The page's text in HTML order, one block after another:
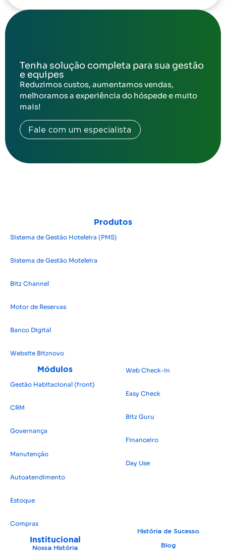
Tenha solução completa para sua gestão
e equipes
Reduzimos custos, aumentamos vendas,
melhoramos a experiência do hóspede e muito
mais!
Fale com um especialista
Produtos
Sistema de Gestão Hoteleira (PMS)
Sistema de Gestão Moteleira
Bitz Channel
Motor de Reservas
Banco Digital
Website Bitznovo
Módulos
Gestão Habitacional (front)
CRM
Governança
Manutenção
Autoatendimento
Estoque
Compras
Web Check-in
Easy Check
Bitz Guru
Financeiro
Day Use
Institucional
Nossa História
História de Sucesso
Blog